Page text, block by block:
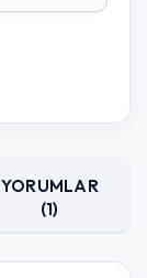
YORUMLAR
(1)